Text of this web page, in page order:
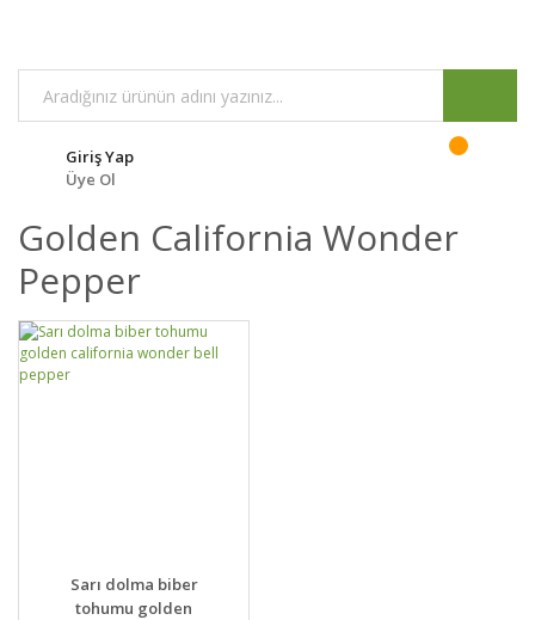
Giriş Yap
Üye Ol
Golden California Wonder
Pepper
DETAYLAR SEPETE EKLE
Sarı dolma biber
tohumu golden